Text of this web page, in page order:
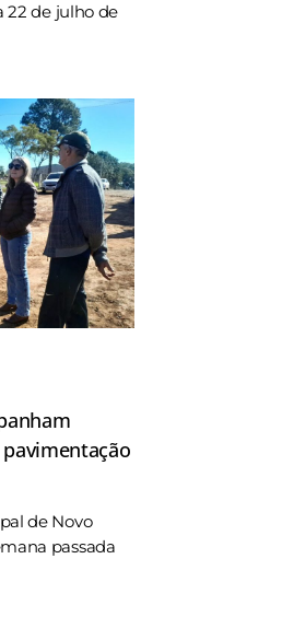
22 de julho de
de Novo
passada